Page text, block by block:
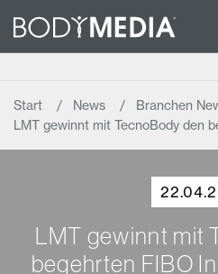
Start News
Branchen
LMT gewinnt mit TecnoBody den
LMT gewinnt mit
begehrten FIBO